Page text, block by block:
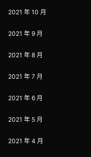
2021 年 10 月
2021 年 9 月
2021 年 8 月
2021 年 7 月
2021 年 6 月
2021 年 5 月
2021 年 4 月